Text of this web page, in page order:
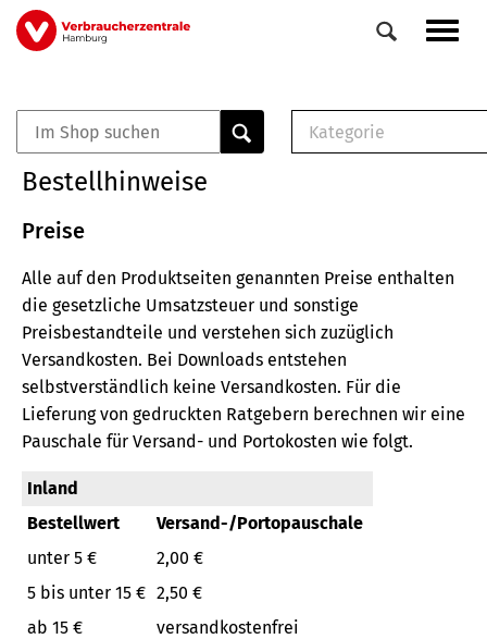
Direkt
zum
Veranstaltungen
0
Elemente
Kategorie
Broschüre
Buch
Bestellhinweise
Preise
Alle auf den Produktseiten genannten Preise enthalten
die gesetzliche Umsatzsteuer und sonstige
Preisbestandteile und verstehen sich zuzüglich
Versandkosten. Bei Downloads entstehen
selbstverständlich keine Versandkosten. Für die
Lieferung von gedruckten Ratgebern berechnen wir eine
Pauschale für Versand- und Portokosten wie folgt.
Inland
Bestellwert
Versand-/Portopauschale
unter 5 €
2,00 €
5 bis unter 15 € 2,50 €
ab 15 €
versandkostenfrei